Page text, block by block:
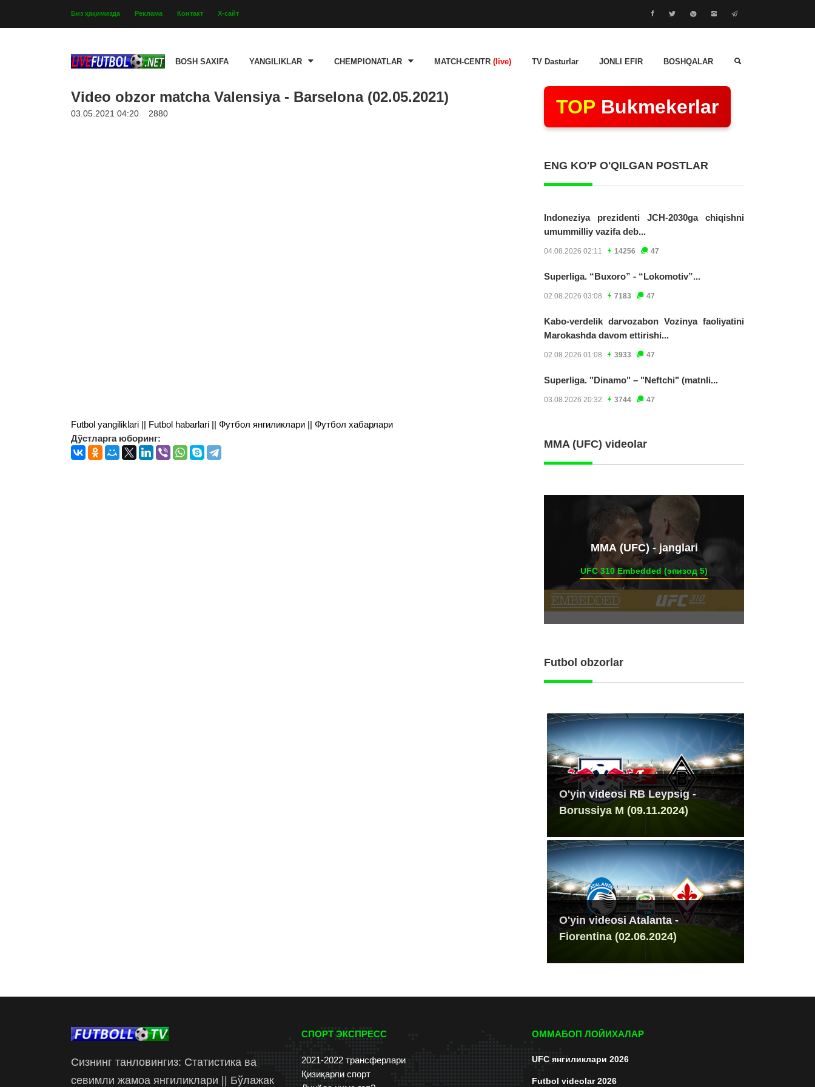
Биз ҳақимизда Реклама Контакт Х-сайт
BOSH SAXIFA YANGILIKLAR CHEMPIONATLAR MATCH-CENTR (live) TV Dasturlar JONLI EFIR BOSHQALAR
Video obzor matcha Valensiya - Barselona (02.05.2021)
03.05.2021 04:20 2880
Futbol yangiliklari || Futbol habarlari || Футбол янгиликлари || Футбол хабарлари
Дўстларга юборинг:
TOP Bukmekerlar
ENG KO'P O'QILGAN POSTLAR
Indoneziya prezidenti JCH-2030ga chiqishni
umummilliy vazifa deb...
04.08.2026 02:11 14256 47
Superliga. “Buxoro” - “Lokomotiv”...
02.08.2026 03:08 7183 47
Kabo-verdelik darvozabon Vozinya faoliyatini
Marokashda davom ettirishi...
02.08.2026 01:08 3933 47
Superliga. "Dinamo" – "Neftchi" (matnli...
03.08.2026 20:32 3744 47
MMA (UFC) videolar
ММА (UFC) - janglari
UFC 310 Embedded (эпизод 5)
Futbol obzorlar
O'yin videosi RB Leypsig -
Borussiya M (09.11.2024)
O'yin videosi Atalanta -
Fiorentina (02.06.2024)
Сизнинг танловингиз: Статистика ва
севимли жамоа янгиликлари || Бўлажак
СПОРТ ЭКСПРЕСС
2021-2022 трансферлари
Қизиқарли спорт
ОММАБОП ЛОЙИХАЛАР
UFC янгиликлари 2026
Futbol videolar 2026